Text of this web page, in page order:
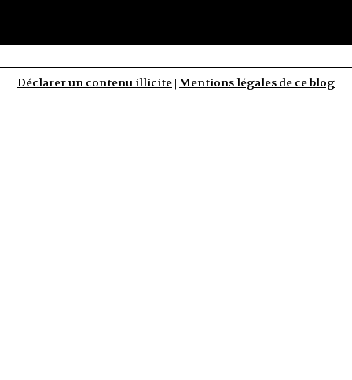
Déclarer un contenu illicite | Mentions légales de ce blog